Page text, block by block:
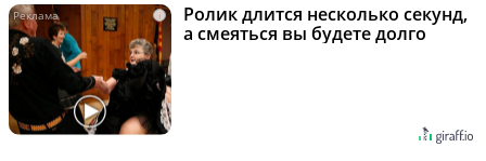
i
Ролик длится несколько секунд,
а смеяться вы будете долго